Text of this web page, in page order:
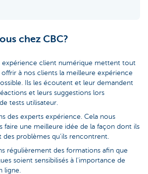
chez CBC?
expérience client numérique mettent tout
à nos clients la meilleure expérience
Ils les écoutent et leur demandent
et leurs suggestions lors
tests utilisateur.
des experts expérience. Cela nous
faire une meilleure idée de la façon dont ils
problèmes qu'ils rencontrent.
régulièrement des formations afin que
soient sensibilisés à l'importance de
ligne.